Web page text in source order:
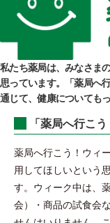
私たち薬局は、みなさま
思っています。「薬局へ
通じて、健康についても
「薬局へ行こ
薬局へ行こう！ウィ
用してほしいという
す。ウィーク中は、
会）・商品の試食会